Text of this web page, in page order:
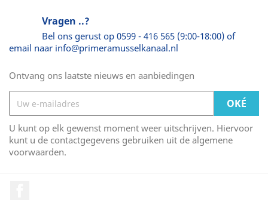
Vragen ..?
Bel ons gerust op 0599 - 416 565 (9:00-18:00) of
email naar info@primeramusselkanaal.nl
Ontvang ons laatste nieuws en aanbiedingen
U kunt op elk gewenst moment weer uitschrijven. Hiervoor
kunt u de contactgegevens gebruiken uit de algemene
voorwaarden.